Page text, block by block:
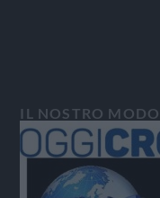
IL NOSTRO